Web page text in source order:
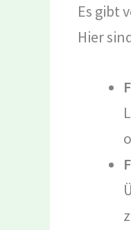
Es gibt
Hier